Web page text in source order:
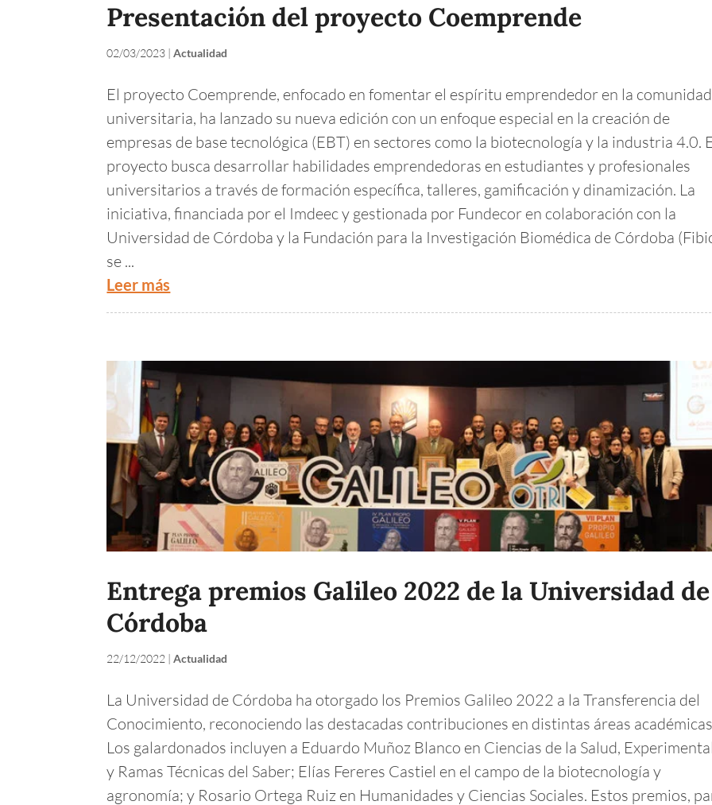
Presentación del proyecto Coemprende
02/03/2023 |Actualidad
El proyecto Coemprende, enfocado en fomentar el espíritu emprendedor en la comunidad
universitaria, ha lanzado su nueva edición con un enfoque especial en la creación de
empresas de base tecnológica (EBT) en sectores como la biotecnología y la industria 4.0.
proyecto busca desarrollar habilidades emprendedoras en estudiantes y profesionales
universitarios a través de formación específica, talleres, gamificación y dinamización. La
iniciativa, financiada por el Imdeec y gestionada por Fundecor en colaboración con la
Universidad de Córdoba y la Fundación para la Investigación Biomédica de Córdoba
se ...
Leer más
Entrega premios Galileo 2022 de la Universidad de
Córdoba
22/12/2022 |Actualidad
La Universidad de Córdoba ha otorgado los Premios Galileo 2022 a la Transferencia del
Conocimiento, reconociendo las destacadas contribuciones en distintas áreas
Los galardonados incluyen a Eduardo Muñoz Blanco en Ciencias de la Salud,
y Ramas Técnicas del Saber; Elías Fereres Castiel en el campo de la biotecnología y
agronomía; y Rosario Ortega Ruiz en Humanidades y Ciencias Sociales. Estos premios,